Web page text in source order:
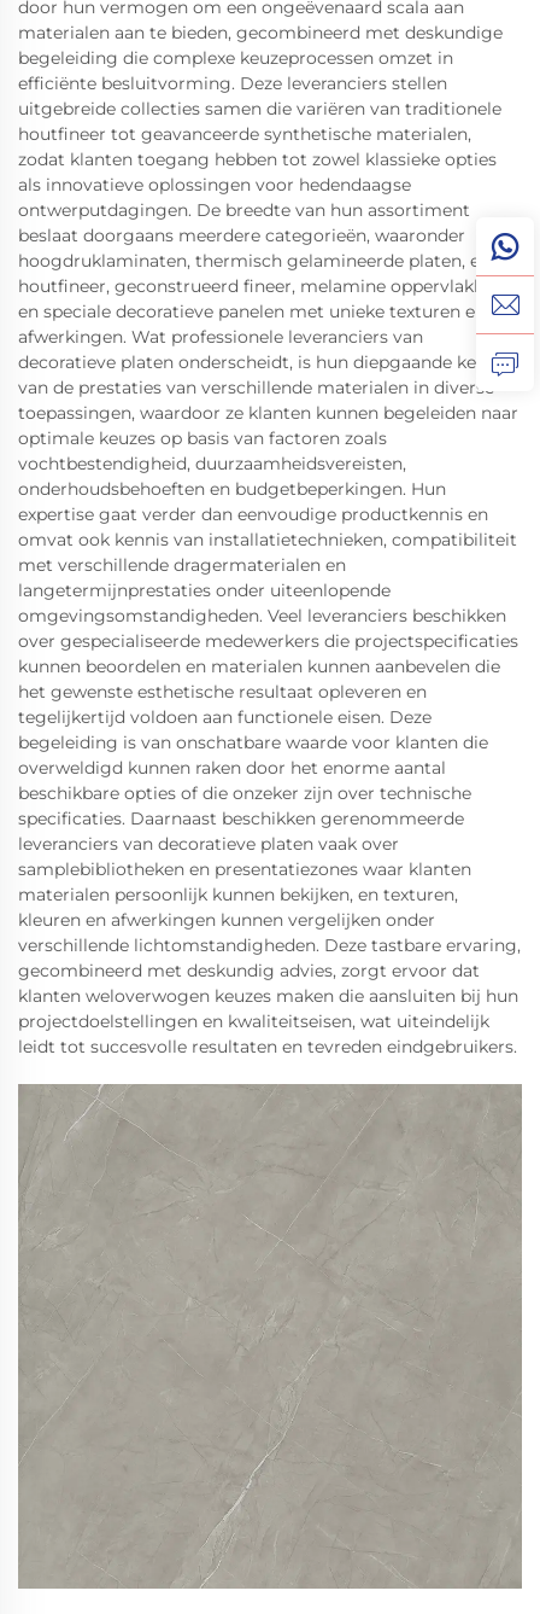
door hun vermogen om een ongeëvenaard scala aan
materialen aan te bieden, gecombineerd met deskundige
begeleiding die complexe keuzeprocessen omzet in
efficiënte besluitvorming. Deze leveranciers stellen
uitgebreide collecties samen die variëren van traditionele
houtfineer tot geavanceerde synthetische materialen,
zodat klanten toegang hebben tot zowel klassieke opties
als innovatieve oplossingen voor hedendaagse
ontwerputdagingen. De breedte van hun assortiment
beslaat doorgaans meerdere categorieën, waaronder
hoogdruklaminaten, thermisch gelamineerde platen, echt
houtfineer, geconstrueerd fineer, melamine oppervlakken
en speciale decoratieve panelen met unieke texturen en
afwerkingen. Wat professionele leveranciers van
decoratieve platen onderscheidt, is hun diepgaande kennis
van de prestaties van verschillende materialen in diverse
toepassingen, waardoor ze klanten kunnen begeleiden naar
optimale keuzes op basis van factoren zoals
vochtbestendigheid, duurzaamheidsvereisten,
onderhoudsbehoeften en budgetbeperkingen. Hun
expertise gaat verder dan eenvoudige productkennis en
omvat ook kennis van installatietechnieken, compatibiliteit
met verschillende dragermaterialen en
langetermijnprestaties onder uiteenlopende
omgevingsomstandigheden. Veel leveranciers beschikken
over gespecialiseerde medewerkers die projectspecificaties
kunnen beoordelen en materialen kunnen aanbevelen die
het gewenste esthetische resultaat opleveren en
tegelijkertijd voldoen aan functionele eisen. Deze
begeleiding is van onschatbare waarde voor klanten die
overweldigd kunnen raken door het enorme aantal
beschikbare opties of die onzeker zijn over technische
specificaties. Daarnaast beschikken gerenommeerde
leveranciers van decoratieve platen vaak over
samplebibliotheken en presentatiezones waar klanten
materialen persoonlijk kunnen bekijken, en texturen,
kleuren en afwerkingen kunnen vergelijken onder
verschillende lichtomstandigheden. Deze tastbare ervaring,
gecombineerd met deskundig advies, zorgt ervoor dat
klanten weloverwogen keuzes maken die aansluiten bij hun
projectdoelstellingen en kwaliteitseisen, wat uiteindelijk
leidt tot succesvolle resultaten en tevreden eindgebruikers.